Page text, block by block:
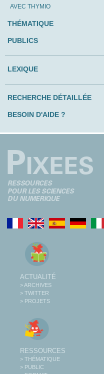
AVEC THYMIO
THÉMATIQUE
PUBLICS
LEXIQUE
RECHERCHE DÉTAILLÉE
BESOIN D'AIDE ?
ACTUALITÉ
> ARCHIVES
> TWITTER
> PROJETS
RESSOURCES
> THÉMATIQUE
> PUBLIC